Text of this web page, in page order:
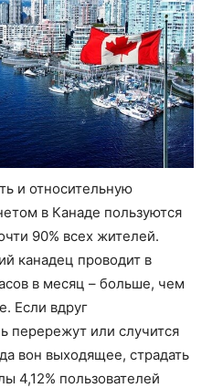
и относительную
в Канаде пользуются
90% всех жителей.
канадец проводит в
в месяц – больше, чем
Если вдруг
перережут или случится
вон выходящее, страдать
4,12% пользователей